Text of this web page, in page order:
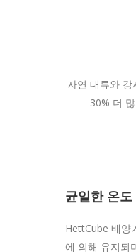
자연 대류와
30% 더
균일한 온
HettCube 배양
에 의해 유지되